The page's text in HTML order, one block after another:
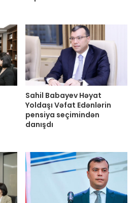
Sahil Babayev Həyat
Yoldaşı Vəfat Edənlərin
pensiya seçimindən
danışdı